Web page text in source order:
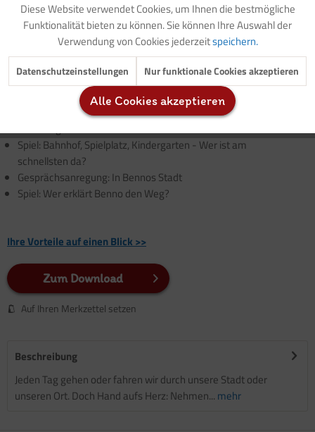
Buchtipps)
Vorlage: Elternbrief
Spiel: Taxifahrt
Lied: Alle meine Finger
Orientierungsspiel: Rechts oder links?/ Materialtipp
Geschichte: Benno lernt einen Stadtplan kennen
Bildvorlage: Bennos Stadtplan
Spiel: Bahnhof, Spielplatz, Kindergarten - Wer ist am
schnellsten da?
Gesprächsanregung: In Bennos Stadt
Spiel: Wer erklärt Benno den Weg?
Ihre Vorteile auf einen Blick >>
Zum Download
Auf Ihren Merkzettel setzen
Beschreibung
Jeden Tag gehen oder fahren wir durch unsere Stadt oder
unseren Ort. Doch Hand aufs Herz: Nehmen... mehr
Marketing Inaktiv
Tracking Inaktiv
Inaktiv
Diese Website verwendet Cookies, um Ihnen die bestmögliche
Funktionalität bieten zu können. Sie können Ihre Auswahl der
Verwendung von Cookies jederzeitspeichern.
Datenschutzeinstellungen Nur funktionale Cookies akzeptieren
Alle Cookies akzeptieren